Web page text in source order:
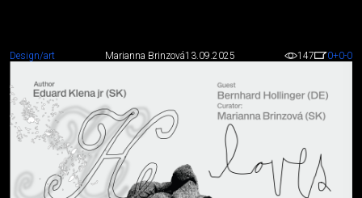
Design/art Marianna Brinzová13.09.2025 147 0+0-0